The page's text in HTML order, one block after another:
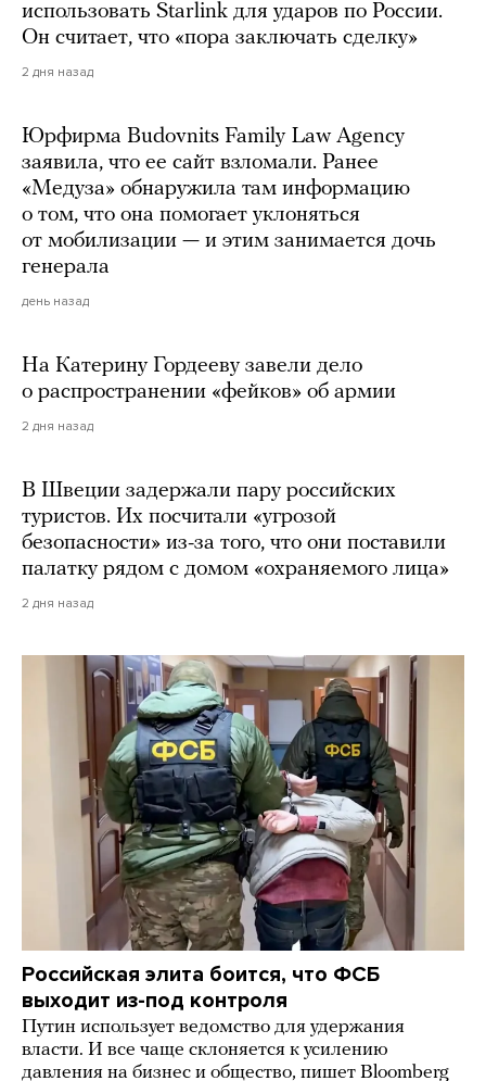
использовать Starlink для ударов по России.
Он считает, что «пора заключать сделку»
2 дня назад
Юрфирма Budovnits Family Law Agency
заявила, что ее сайт взломали. Ранее
«Медуза» обнаружила там информацию
о том, что она помогает уклоняться
от мобилизации — и этим занимается дочь
генерала
день назад
На Катерину Гордееву завели дело
о распространении «фейков» об армии
2 дня назад
В Швеции задержали пару российских
туристов. Их посчитали «угрозой
безопасности» из-за того, что они поставили
палатку рядом с домом «охраняемого лица»
2 дня назад
Российская элита боится, что ФСБ
выходит из-под контроля
Путин использует ведомство для удержания
власти. И все чаще склоняется к усилению
давления на бизнес и общество, пишет Bloomberg